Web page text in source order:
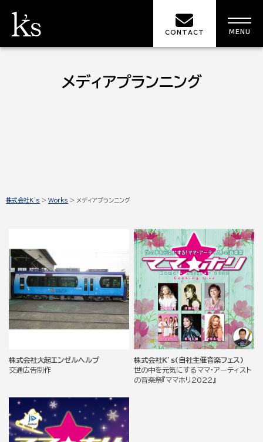
CONTACT MENU
メディアプランニング
株式会社K's > Works > メディアプランニング
株式会社大起エンゼルヘルプ
交通広告制作
株式会社K’s(自社主催音楽フェス)
世の中を元気にするママ・アーティスト
の音楽祭『ママホリ2022』